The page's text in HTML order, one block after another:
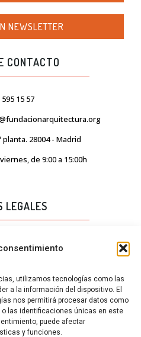
utilizamos tecnologías como las
a la información del dispositivo. El
nos permitirá procesar datos como
las identificaciones únicas en este
puede afectar
y funciones.
NEWSLETTER
CONTACTO
15 57
planta. 28004 - Madrid
de 9:00 a 15:00h
LEGALES
DE CALIDAD
DE COOKIES